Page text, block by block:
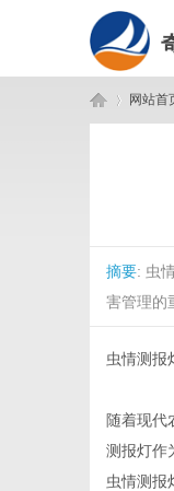
网站首
摘要: 虫
害管理的
虫情测报
随着现代
测报灯作
虫情测报